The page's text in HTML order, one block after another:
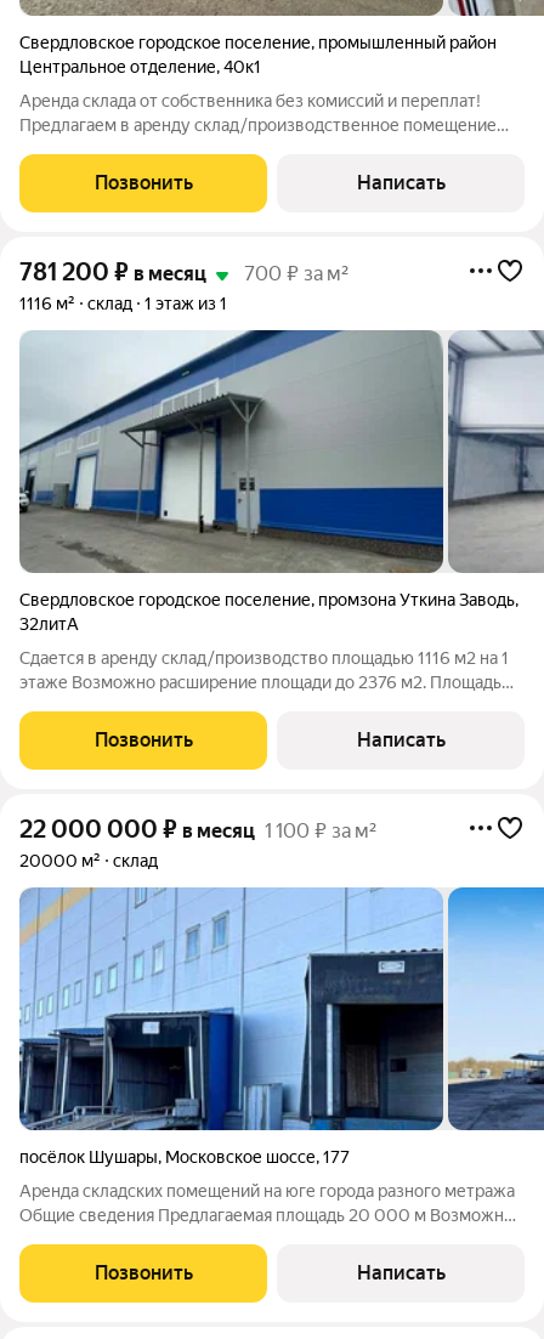
Свердловское городское поселение, промышленный район
Центральное отделение,40к1
Аренда склада от собственника без комиссий и переплат!
Предлагаем в аренду склад/производственное помещение
(АБК) площадью 300 м (3 этажа). Характеристики склада:
Позвонить Написать
781 200 ₽ в месяц 700 ₽ за м²
1116 м² склад 1 этаж из 1
Свердловское городское поселение, промзона Уткина Заводь,
32литА
Сдается в аренду склад/производство площадью 1116 м2 на 1
этаже Возможно расширение площади до 2376 м2. Площадь
абк 108 м2 Высота потолка 6 м (до ферм) Мощность 100 кВт 4
ворот в ноль, высота
Позвонить Написать
22 000 000 ₽ в месяц 1 100 ₽ за м²
20000 м² склад
посёлок Шушары, Московское шоссе,177
Аренда складских помещений на юге города разного метража
Общие сведения Предлагаемая площадь 20 000 м Возможно
Пол антипыль - Нагрузка на пол - 6т/м - Доки, оборудованные
доклевеллерами и
Позвонить Написать